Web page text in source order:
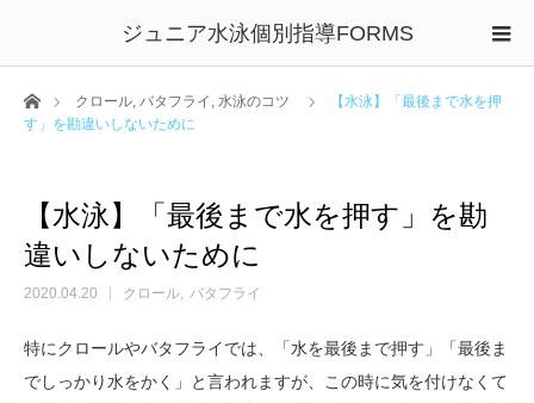
ジュニア水泳個別指導FORMS
ホームクロール, バタフライ , 水泳のコツ
【水泳】「最後まで水を押
す」を勘違いしないために
【水泳】「最後まで水を押す」を勘
違いしないために
2020.04.20 クロール バタフライ
特にクロールやバタフライでは、「水を最後まで押す」「最後ま
でしっかり水をかく」と言われますが、この時に気を付けなくて